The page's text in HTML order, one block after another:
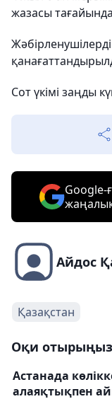
жазасы
Сот үкімі заңды
Google-
Айдос
Қазақстан
Оқи отырыңыз
Астанада
алаяқтықпен